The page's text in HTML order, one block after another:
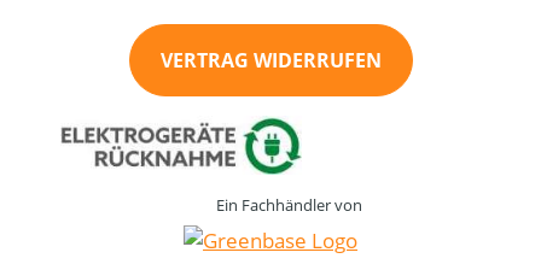
VERTRAG WIDERRUFEN
Ein Fachhändler von